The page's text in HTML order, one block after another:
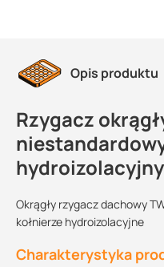
Opis produktu
Rzygacz
Okrągły rzygacz dachowy
kołnierze hydroizolacyjne
Charakterystyka